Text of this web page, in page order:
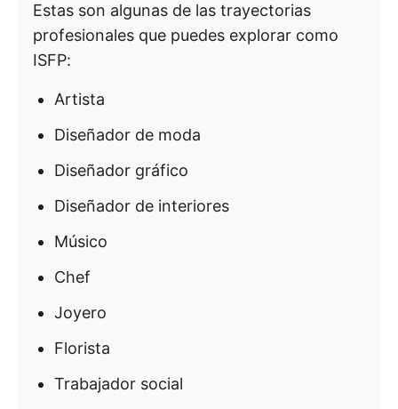
Estas son algunas de las trayectorias
profesionales que puedes explorar como
ISFP:
Artista
Diseñador de moda
Diseñador gráfico
Diseñador de interiores
Músico
Chef
Joyero
Florista
Trabajador social